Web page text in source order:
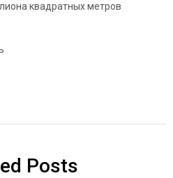
квадратных метров
Posts